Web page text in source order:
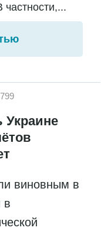
Украине
виновным в
в